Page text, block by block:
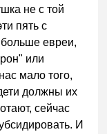
не с той
пять с
больше евреи,
или
мало того,
должны их
сейчас
И